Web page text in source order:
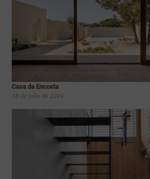
Casa da Encosta
18 de julio de 2024